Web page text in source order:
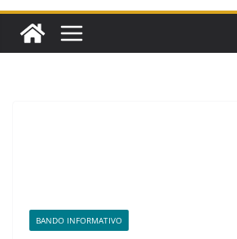
BANDO INFORMATIVO